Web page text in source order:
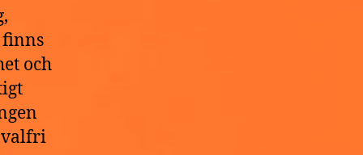
finns
och
valfri